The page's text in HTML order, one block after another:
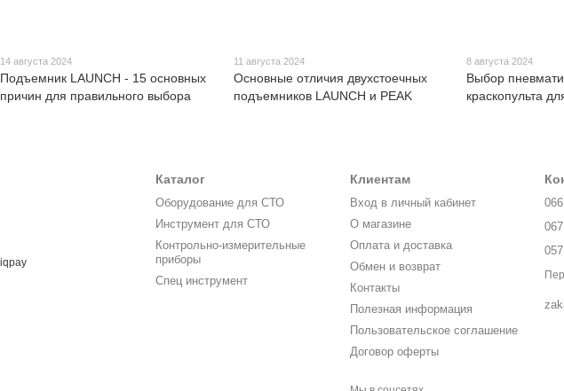
14 августа 2024
Подъемник LAUNCH - 15 основных
причин для правильного выбора
11 августа 2024
Основные отличия двухстоечных
подъемников LAUNCH и PEAK
8 августа 2024
Выбор
краскопульта
Каталог
Оборудование для СТО
Инструмент для СТО
Контрольно-измерительные
приборы
Спец инструмент
Клиентам
Вход в личный кабинет
О магазине
Оплата и доставка
Обмен и возврат
Контакты
Полезная информация
Пользовательское соглашение
Договор оферты